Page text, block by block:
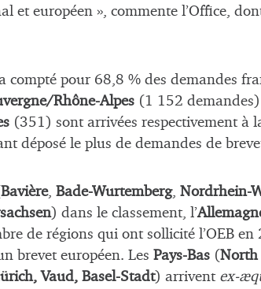
et européen », commente l’Office,
compté pour 68,8 % des demandes
Rhône-Alpes (1 152
(351) sont arrivées respectivement à
déposé le plus de demandes de
Bavière, Bade-Wurtemberg, Nordrhein-
) dans le classement, l’
de régions qui ont sollicité l’OEB
brevet européen. Les Pays-Bas (North
,Vaud, Basel-Stadt) arrivent ex-